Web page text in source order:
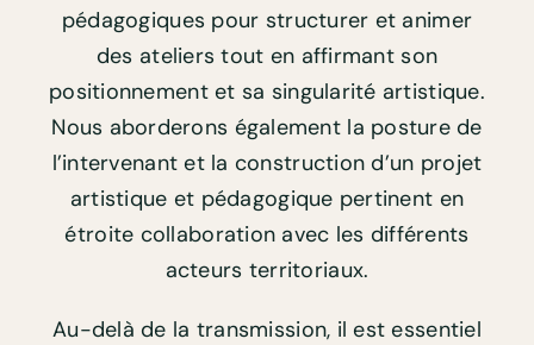
pédagogiques pour structurer et animer
des ateliers tout en affirmant son
positionnement et sa singularité artistique.
Nous aborderons également la posture de
l’intervenant et la construction d’un projet
artistique et pédagogique pertinent en
étroite collaboration avec les différents
acteurs territoriaux.
Au-delà de la transmission, il est essentiel